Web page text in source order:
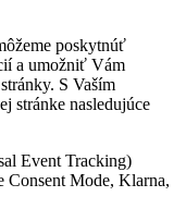
poskytnúť
a umožniť Vám
S Vaším
stránke nasledujúce
Event Tracking)
Consent Mode, Klarna,